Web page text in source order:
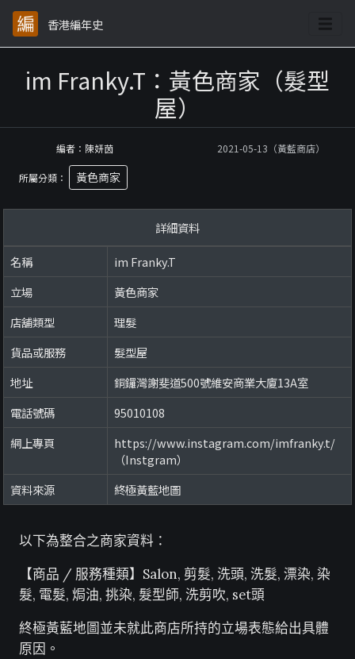
香港編年史
im Franky.T：黃色商家（髮型
屋）
編者：陳妍茵 2021-05-13（黃藍商店）
所屬分類： 黃色商家
詳細資料
名稱
im Franky.T
立場
黃色商家
店舖類型
理髮
貨品或服務
髮型屋
地址
銅鑼灣謝斐道500號維安商業大廈13A室
電話號碼
95010108
網上專頁
https://www.instagram.com/imfranky.t/
（Instgram）
資料來源
終極黃藍地圖
以下為整合之商家資料：
【商品 / 服務種類】Salon, 剪髮, 洗頭, 洗髮, 漂染, 染
髮, 電髮, 焗油, 挑染, 髮型師, 洗剪吹, set頭
終極黃藍地圖並未就此商店所持的立場表態給出具體
原因。